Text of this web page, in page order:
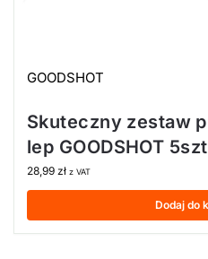
GOODSHOT
Skuteczny zestaw
lep GOODSHOT 5szt
28,99 zł z VAT
Dodaj do